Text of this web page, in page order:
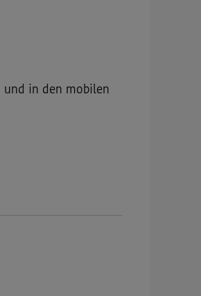
und in den mobilen